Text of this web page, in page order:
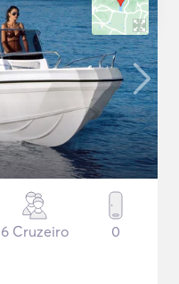
6 Cruzeiro 0